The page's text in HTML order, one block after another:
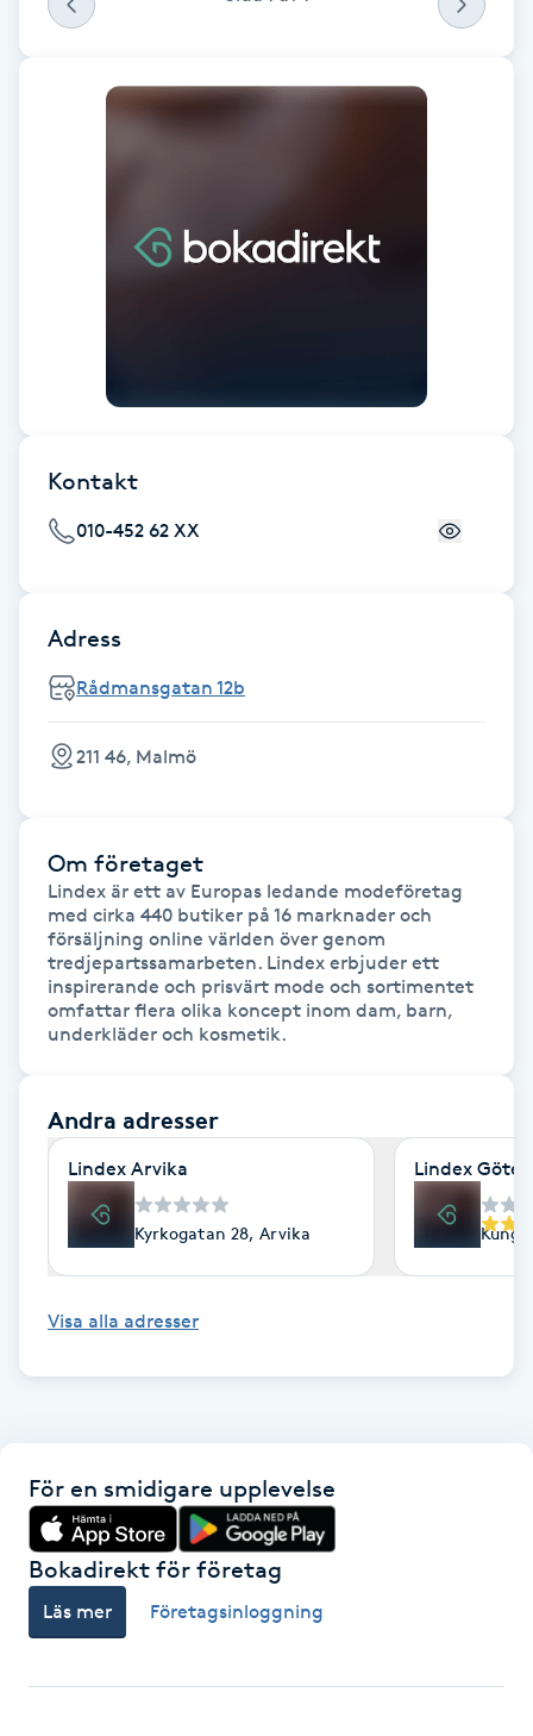
D
Damklippning
Diamantslipning
Extensions
Eyeliner-tatuering
Faceliftmassage
Fet hårbotten
Fettreducering
Fibromassage
Fillers
Fotmassage
Fotvård
Fransar
Fransförlängning Megavolym
Fransförlängning Volym
Fransk manikyr
Fransrengöring
Kontakt
010-452 62 XX
Adress
Rådmansgatan 12b
211 46, Malmö
Om företaget
Lindex är ett av Europas ledande modeföretag
med cirka 440 butiker på 16 marknader och
försäljning online världen över genom
tredjepartssamarbeten. Lindex erbjuder ett
inspirerande och prisvärt mode och sortimentet
omfattar flera olika koncept inom dam, barn,
underkläder och kosmetik.
Andra adresser
Lindex Arvika
Kyrkogatan 28, Arvika
Lindex
Visa alla adresser
För en smidigare upplevelse
Bokadirekt för företag
Läs mer Företagsinloggning